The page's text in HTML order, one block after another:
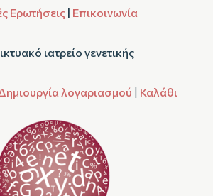
Ερωτήσεις | Επικοινωνία
ιατρείο γενετικής
λογαριασμού | Καλάθι